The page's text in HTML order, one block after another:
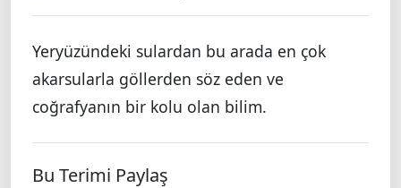
Yeryüzündeki sulardan bu arada en çok
akarsularla göllerden söz eden ve
coğrafyanın bir kolu olan bilim.
Bu Terimi Paylaş